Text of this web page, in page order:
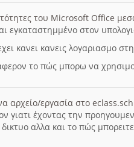
του Microsoft Office
εγκαταστημμένο στον
κανει κανεις λογαριασμο
το πώς μπορω να
αρχείο/εργασία στο
γιατι έχοντας την
αλλα και το πώς